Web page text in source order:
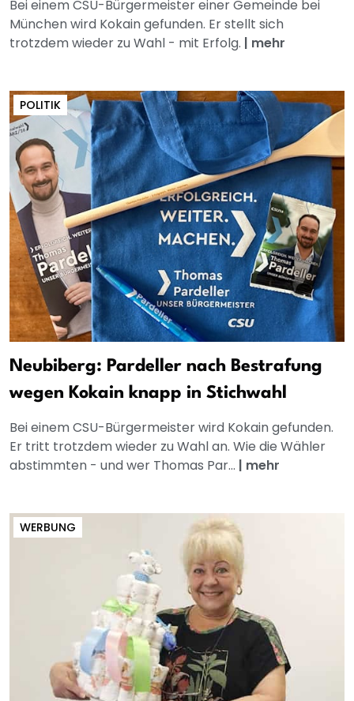
Bei einem CSU-Bürgermeister einer Gemeinde bei
München wird Kokain gefunden. Er stellt sich
trotzdem wieder zu Wahl - mit Erfolg. | mehr
POLITIK
Neubiberg: Pardeller nach Bestrafung
wegen Kokain knapp in Stichwahl
Bei einem CSU-Bürgermeister wird Kokain gefunden.
Er tritt trotzdem wieder zu Wahl an. Wie die Wähler
abstimmten - und wer Thomas Par... | mehr
WERBUNG